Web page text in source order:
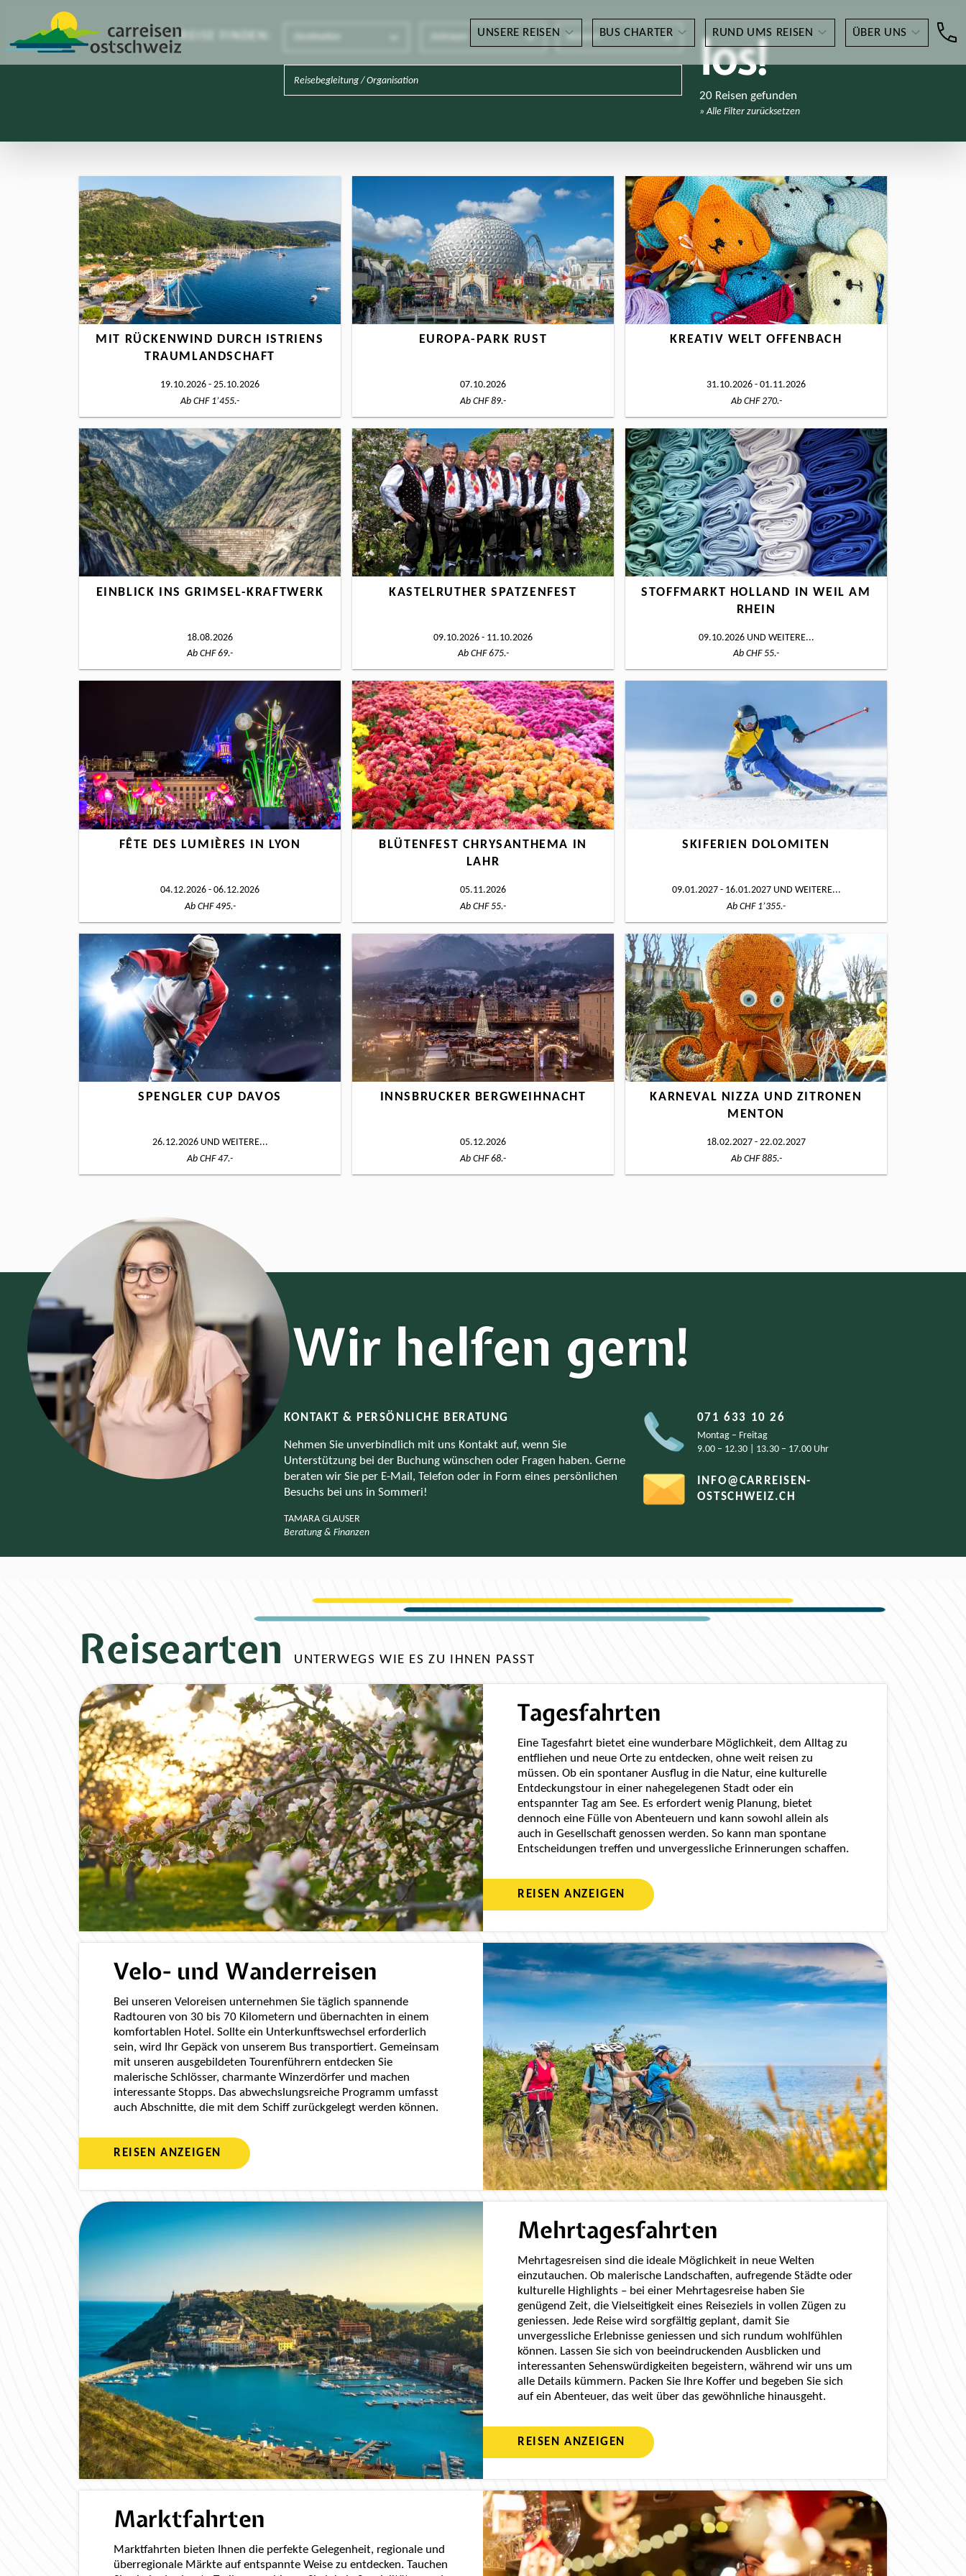
UNSERE REISEN BUS CHARTER RUND UMS REISEN ÜBER UNS
REISE FINDEN Reiseart los!
20 Reisen gefunden
»Alle Filter zurücksetzen
MIT RÜCKENWIND DURCH ISTRIENS
TRAUMLANDSCHAFT
19.10.2026 - 25.10.2026
Ab CHF 1’455.-
EUROPA-PARK RUST
07.10.2026
Ab CHF 89.-
KREATIV WELT OFFENBACH
31.10.2026 - 01.11.2026
Ab CHF 270.-
EINBLICK INS GRIMSEL-KRAFTWERK
18.08.2026
Ab CHF 69.-
KASTELRUTHER SPATZENFEST
09.10.2026 - 11.10.2026
Ab CHF 675.-
STOFFMARKT HOLLAND IN WEIL AM
RHEIN
09.10.2026 UND WEITERE...
Ab CHF 55.-
FÊTE DES LUMIÈRES IN LYON
04.12.2026 - 06.12.2026
Ab CHF 495.-
BLÜTENFEST CHRYSANTHEMA IN
LAHR
05.11.2026
Ab CHF 55.-
SKIFERIEN DOLOMITEN
09.01.2027 - 16.01.2027 UND WEITERE...
Ab CHF 1’355.-
SPENGLER CUP DAVOS
26.12.2026 UND WEITERE...
Ab CHF 47.-
INNSBRUCKER BERGWEIHNACHT
05.12.2026
Ab CHF 68.-
KARNEVAL NIZZA UND ZITRONEN
MENTON
18.02.2027 - 22.02.2027
Ab CHF 885.-
Wir helfen gern!
KONTAKT & PERSÖNLICHE BERATUNG
Nehmen Sie unverbindlich mit uns Kontakt auf, wenn Sie
Unterstützung bei der Buchung wünschen oder Fragen haben. Gerne
beraten wir Sie per E-Mail, Telefon oder in Form eines persönlichen
Besuchs bei uns in Sommeri!
TAMARA GLAUSER
Beratung & Finanzen
071 633 10 26
Montag − Freitag
9.00 − 12.30 | 13.30 − 17.00 Uhr
INFO@CARREISEN-
OSTSCHWEIZ.CH
Reisearten UNTERWEGS WIE ES ZU IHNEN PASST
Tagesfahrten
Eine Tagesfahrt bietet eine wunderbare Möglichkeit, dem Alltag zu
entfliehen und neue Orte zu entdecken, ohne weit reisen zu
müssen. Ob ein spontaner Ausflug in die Natur, eine kulturelle
Entdeckungstour in einer nahegelegenen Stadt oder ein
entspannter Tag am See. Es erfordert wenig Planung, bietet
dennoch eine Fülle von Abenteuern und kann sowohl allein als
auch in Gesellschaft genossen werden. So kann man spontane
Entscheidungen treffen und unvergessliche Erinnerungen schaffen.
REISEN ANZEIGEN
Velo- und Wanderreisen
Bei unseren Veloreisen unternehmen Sie täglich spannende
Radtouren von 30 bis 70 Kilometern und übernachten in einem
komfortablen Hotel. Sollte ein Unterkunftswechsel erforderlich
sein, wird Ihr Gepäck von unserem Bus transportiert. Gemeinsam
mit unseren ausgebildeten Tourenführern entdecken Sie
malerische Schlösser, charmante Winzerdörfer und machen
interessante Stopps. Das abwechslungsreiche Programm umfasst
auch Abschnitte, die mit dem Schiff zurückgelegt werden können.
REISEN ANZEIGEN
Mehrtagesfahrten
Mehrtagesreisen sind die ideale Möglichkeit in neue Welten
einzutauchen. Ob malerische Landschaften, aufregende Städte oder
kulturelle Highlights – bei einer Mehrtagesreise haben Sie
genügend Zeit, die Vielseitigkeit eines Reiseziels in vollen Zügen zu
geniessen. Jede Reise wird sorgfältig geplant, damit Sie
unvergessliche Erlebnisse geniessen und sich rundum wohlfühlen
können. Lassen Sie sich von beeindruckenden Ausblicken und
interessanten Sehenswürdigkeiten begeistern, während wir uns um
alle Details kümmern. Packen Sie Ihre Koffer und begeben Sie sich
auf ein Abenteuer, das weit über das gewöhnliche hinausgeht.
REISEN ANZEIGEN
Marktfahrten
Marktfahrten bieten Ihnen die perfekte Gelegenheit, regionale und
überregionale Märkte auf entspannte Weise zu entdecken. Tauchen